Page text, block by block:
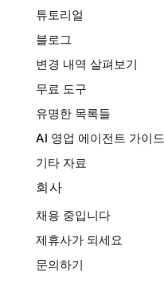
튜토리얼
블로그
변경 내역 살펴보기
무료 도구
유명한 목록들
AI 영업 에이전트 가이드
기타 자료
회사
채용 중입니다
제휴사가 되세요
문의하기